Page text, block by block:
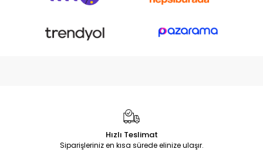
Hızlı Teslimat
Siparişleriniz en kısa sürede elinize ulaşır.